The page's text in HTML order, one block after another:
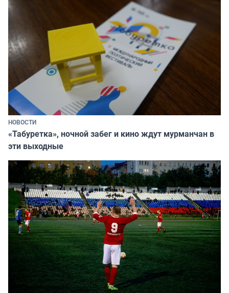
НОВОСТИ
«Табуретка», ночной забег и кино ждут мурманчан в
эти выходные